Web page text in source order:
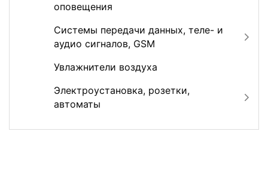
оповещения
Системы передачи данных, теле- и
аудио сигналов, GSM
Увлажнители воздуха
Электроустановка, розетки,
автоматы